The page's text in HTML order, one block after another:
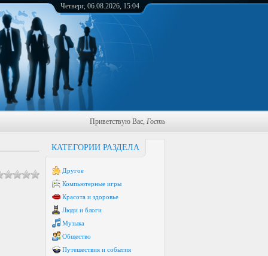
Четверг, 06.08.2026, 15:04
Приветствую Вас, Гость
КАТЕГОРИИ РАЗДЕЛА
Другое
Компьютерные игры
Красота и здоровье
Люди и блоги
Музыка
Общество
Путешествия и события